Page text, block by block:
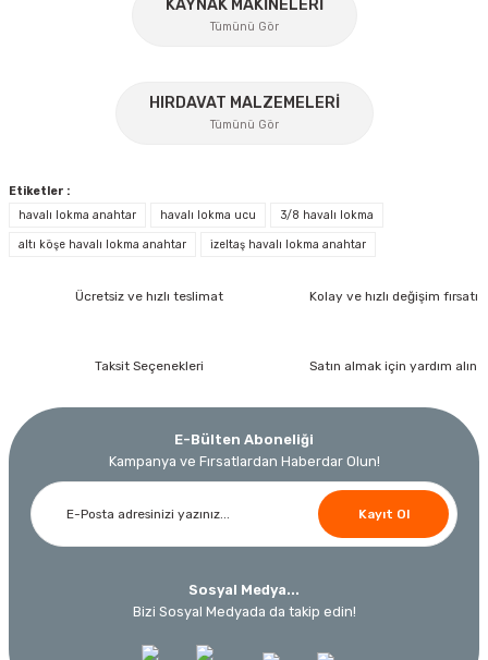
Gönder
İzeltaş
9.791,76 TL
%45
Bosch Ölçme
Ücretsiz Nakliye
3.000,00 TL
KAYNAK MAKİNELERİ
Tümünü Gör
Demiriz DCP-3 Bakır Boru Kaynak Makinesi 3 kVA
Ücretsiz Nakliye
HIRDAVAT MALZEMELERİ
Tümünü Gör
Nora Mıknatıslı Su Terazisi 40 Cm
Ücretsiz Nakliye
Etiketler :
havalı lokma anahtar
havalı lokma ucu 3/8 havalı lokma
altı köşe havalı lokma anahtar izeltaş havalı lokma anahtar
Ücretsiz ve hızlı teslimat Kolay ve hızlı değişim fırsatı
Taksit Seçenekleri Satın almak için yardım alın
E-Bülten Aboneliği
Kampanya ve Fırsatlardan Haberdar Olun!
Kayıt Ol
Sosyal Medya...
Bizi Sosyal Medyada da takip edin!